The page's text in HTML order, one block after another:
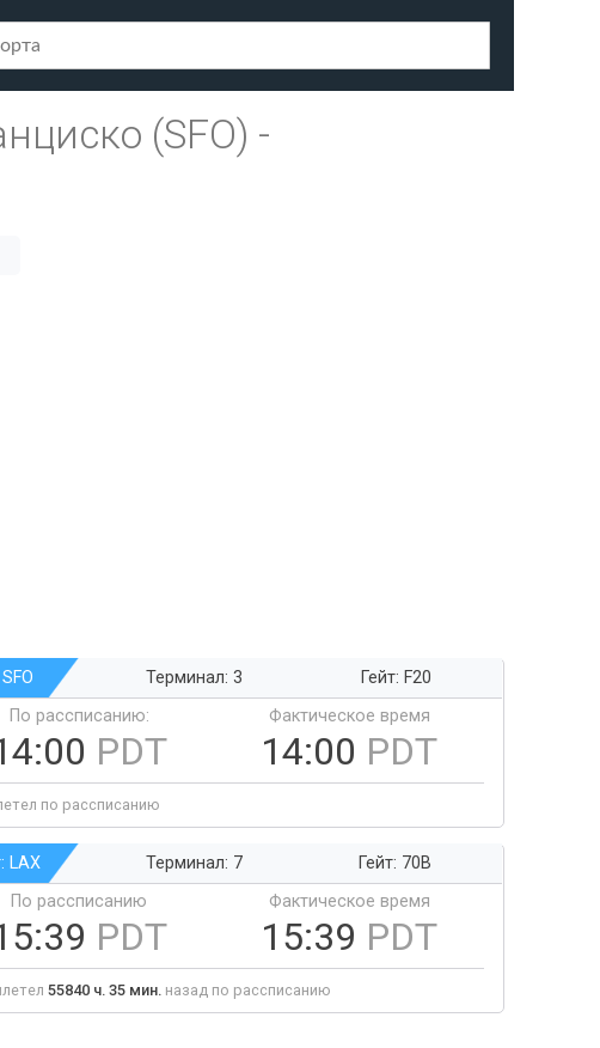
(SFO) -
Терминал: 3
Гейт: F20
По рассписанию:
PDT
Фактическое время
14:00 PDT
по рассписанию
LAX Терминал: 7
Гейт: 70B
По рассписанию
PDT
Фактическое время
15:39 PDT
55840 ч. 35 мин. назад по рассписанию